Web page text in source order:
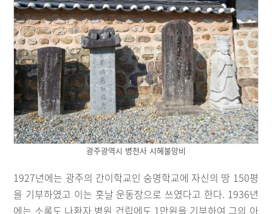
광주광역시 병천사 시혜불망비
1927년에는 광주의 간이학교인 숭명학교에 자신의 땅 150평
을 기부하였고 이는 훗날 운동장으로 쓰였다고 한다. 1936년
에는 소록도 나환자 병원 건립에도 1만원을 기부하여 그의 아